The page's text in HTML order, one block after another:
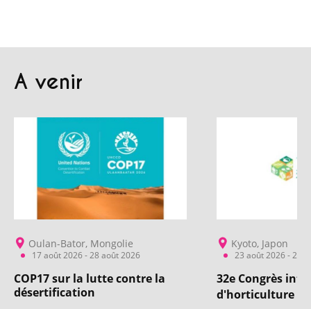
A venir
Oulan-Bator, Mongolie
17 août 2026 - 28 août 2026
COP17 sur la lutte contre la
désertification
Kyoto, Japon
23 août 2026 - 28
32e Congrès
d'horticulture